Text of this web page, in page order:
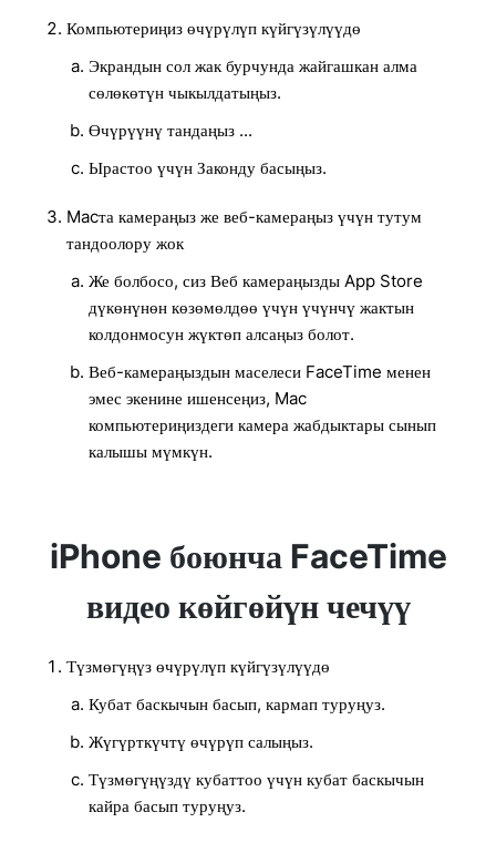
Компьютериңиз өчүрүлүп күйгүзүлүүдө
Экрандын сол жак бурчунда жайгашкан алма
сөлөкөтүн чыкылдатыңыз.
Өчүрүүнү тандаңыз ...
Ырастоо үчүн Законду басыңыз.
Macта камераңыз же веб-камераңыз үчүн тутум
тандоолору жок
Же болбосо, сиз Веб камераңызды App Store
дүкөнүнөн көзөмөлдөө үчүн үчүнчү жактын
колдонмосун жүктөп алсаңыз болот.
Веб-камераңыздын маселеси FaceTime менен
эмес экенине ишенсеңиз, Mac
компьютериңиздеги камера жабдыктары сынып
калышы мүмкүн.
iPhone боюнча FaceTime
видео көйгөйүн чечүү
Түзмөгүңүз өчүрүлүп күйгүзүлүүдө
Кубат баскычын басып, кармап туруңуз.
Жүгүрткүчтү өчүрүп салыңыз.
Түзмөгүңүздү кубаттоо үчүн кубат баскычын
кайра басып туруңуз.